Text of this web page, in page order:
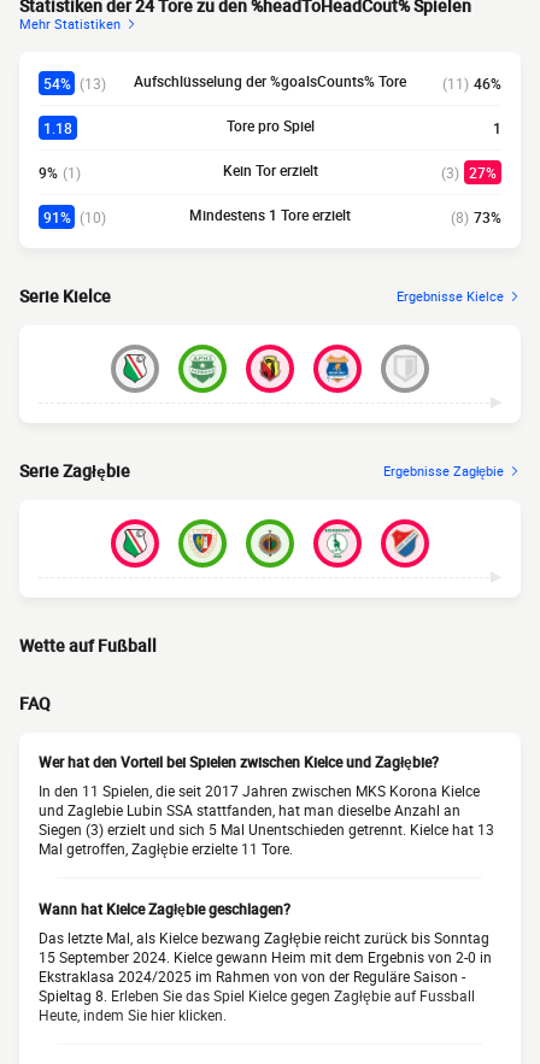
Statistiken der 24 Tore zu den %headToHeadCout% Spielen
Mehr Statistiken
54% (13) Aufschlüsselung der %goalsCounts% Tore (11) 46%
1.18 Tore pro Spiel 1
9% (1) Kein Tor erzielt (3) 27%
91% (10) Mindestens 1 Tore erzielt (8) 73%
Serie Kielce Ergebnisse Kielce
Serie Zagłębie Ergebnisse Zagłębie
Wette auf Fußball
FAQ
Wer hat den Vorteil bei Spielen zwischen Kielce und Zagłębie?
In den 11 Spielen, die seit 2017 Jahren zwischen MKS Korona Kielce
und Zaglebie Lubin SSA stattfanden, hat man dieselbe Anzahl an
Siegen (3) erzielt und sich 5 Mal Unentschieden getrennt. Kielce hat 13
Mal getroffen, Zagłębie erzielte 11 Tore.
Wann hat Kielce Zagłębie geschlagen?
Das letzte Mal, als Kielce bezwang Zagłębie reicht zurück bis Sonntag
15 September 2024. Kielce gewann Heim mit dem Ergebnis von 2-0 in
Ekstraklasa 2024/2025 im Rahmen von von der Reguläre Saison -
Spieltag 8. Erleben Sie das Spiel Kielce gegen Zagłębie auf Fussball
Heute, indem Sie hier klicken.